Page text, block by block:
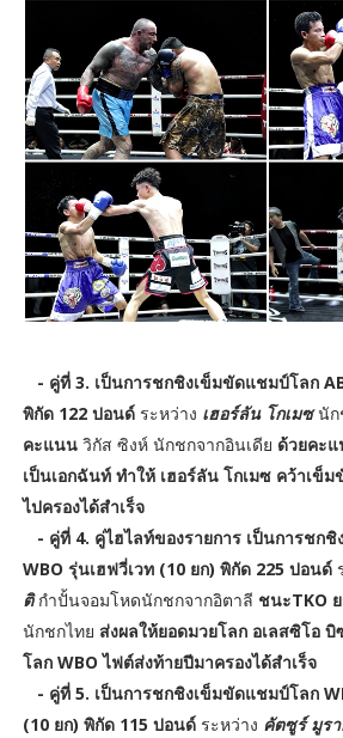
- คู่ที่ 3. เป็นการชกชิงเข็มขัดแชมป์โลก
พิกัด 122 ปอนด์ ระหว่าง เฮอร์ลัน โกเมซนั
คะแนนวิกัส ซิงห์ นักชกจากอินเดีย ด้วยคะ
เป็นเอกฉันท์ ทำให้ เฮอร์ลัน โกเมซ คว้าเข็
ไปครองได้สำเร็จ
- คู่ที่ 4. คู่ไฮไลท์ของรายการ เป็นการชก
WBO รุ่นเฮฟวี่เวท (10 ยก) พิกัด 225 ปอนด์
ติกำปั้นจอมโหดนักชกจากอิตาลี ชนะTKO
นักชกไทย ส่งผลให้ยอดมวยโลก อเลสซิโอ
โลก WBO ไฟต์ส่งท้ายปีมาครองได้สำเร็จ
- คู่ที่ 5. เป็นการชกชิงเข็มขัดแชมป์โลก
(10 ยก) พิกัด 115 ปอนด์ ระหว่าง คัตซูร์ มูร